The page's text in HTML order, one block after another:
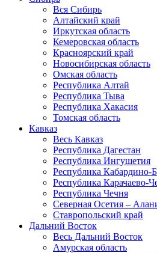
Вся Сибирь
Алтайский край
Иркутская область
Кемеровская область
Красноярский край
Новосибирская область
Омская область
Республика Алтай
Республика Тыва
Республика Хакасия
Томская область
Кавказ
Весь Кавказ
Республика Дагестан
Республика Ингушетия
Республика Кабардино-
Республика Карачаево-
Республика Чечня
Северная Осетия –
Ставропольский край
Дальний Восток
Весь Дальний Восток
Амурская область